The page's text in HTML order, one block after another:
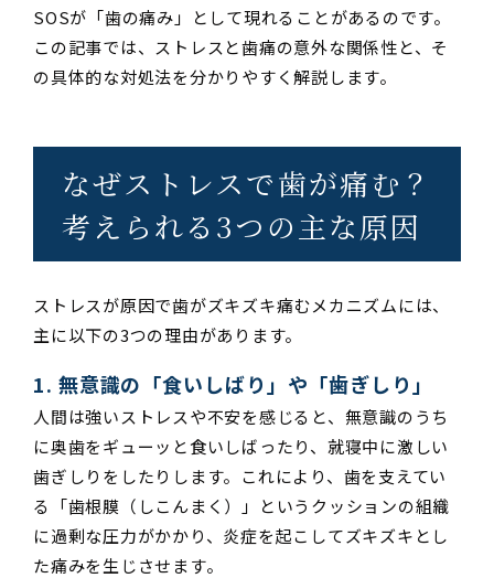
SOSが「歯の痛み」として現れることがあるのです。
この記事では、ストレスと歯痛の意外な関係性と、そ
の具体的な対処法を分かりやすく解説します。
なぜストレスで歯が痛む？
考えられる3つの主な原因
ストレスが原因で歯がズキズキ痛むメカニズムには、
主に以下の3つの理由があります。
1. 無意識の「食いしばり」や「歯ぎしり」
人間は強いストレスや不安を感じると、無意識のうち
に奥歯をギューッと食いしばったり、就寝中に激しい
歯ぎしりをしたりします。これにより、歯を支えてい
る「歯根膜（しこんまく）」というクッションの組織
に過剰な圧力がかかり、炎症を起こしてズキズキとし
た痛みを生じさせます。